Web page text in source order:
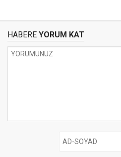
HABERE YORUM KAT